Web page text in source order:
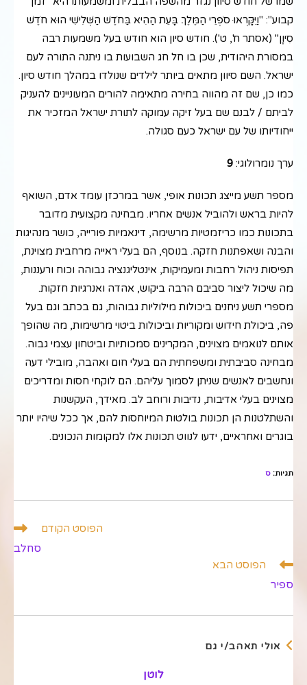
קבוע": "וַיִּקָּרְאוּ סֹפְרֵי הַמֶּלֶךְ בָּעֵת הַהִיא בַּחֹדֶשׁ הַשְּׁלִישִׁי הוּא חֹדֶשׁ
סִיוָן" (אסתר ח', ט'). חודש סיון הוא חודש בעל משמעות רבה
במסורת היהודית, שכן בו חל חג השבועות בו ניתנה התורה לעם
ישראל. השם סיוון מתאים ביותר לילדים שנולדו במהלך חודש סיון.
כמו כן, שם זה מהווה בחירה מתאימה להורים המעוניינים להעניק
לביתם / לבנם שם בעל זיקה עמוקה לתורת ישראל המזכיר את
ייחודיותו של עם ישראל כעם סגולה.
ערך נומרולוגי: 9
מספר תשע מייצג תכונות אופי, אשר במרכזן עומד אדם, השואף
להיות בראש ולהוביל אנשים אחריו. מבחינה מקצועית מדובר
בתכונות כמו כריזמטיות מרשימה, דינאמיות פורייה, כושר מנהיגות
והבנה ושאפתנות חזקה. בנוסף, הם בעלי ראייה מרחבית מצוינת,
תפיסות ניהול רחבות ומעמיקות, אינטליגנציה גבוהה וכוח ורעננות,
מה שיכול ליצור סביבם הרבה ביקוש, אהדה ואנרגיות חזקות.
מספרי תשע ניחנים ביכולות מילוליות גבוהות, גם בכתב וגם בעל
פה, ביכולת חידוש ומקוריות וביכולות ביטוי מרשימות, מה שהופך
אותם לנואמים מצוינים, המקרינים סמכותיות וביטחון עצמי גבוה.
מבחינה סביבתית ומשפחתית הם בעלי חום ואהבה, מובילי דעה
ונחשבים לאנשים שניתן לסמוך עליהם. הם לוקחי חסות ומדריכים
מצוינים בעלי אדיבות, נדיבות ורוחב לב. מאידך, העקשנות
והשתלטנות הן תכונות בולטות המיוחסות להם, אך ככל שיהיו יותר
בוגרים ואחראיים, ידעו לנווט תכונות אלו למקומות הנכונים.
תגיות: ס
הפוסט הקודם
סחלב
הפוסט הבא
ספיר
אולי תאהב/י גם
לוטן